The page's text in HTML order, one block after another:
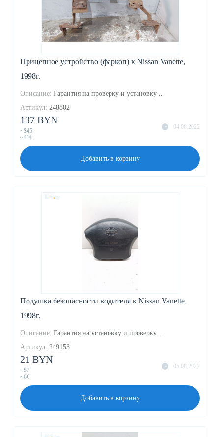
Прицепное устройство (фаркоп) к Nissan Vanette,
1998г.
Описание: Гарантия на проверку и установку ..
Артикул: 248802
04.08.2022
137 BYN
~$45
~41€
Добавить в корзину
Подушка безопасности водителя к Nissan Vanette,
1998г.
Описание: Гарантия на установку и проверку ..
Артикул: 249153
05.08.2022
21 BYN
~$7
~6€
Добавить в корзину